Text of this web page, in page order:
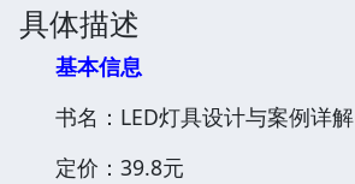
具体描述
基本信息
书名：LED灯具设计与案例详解
定价：39.8元